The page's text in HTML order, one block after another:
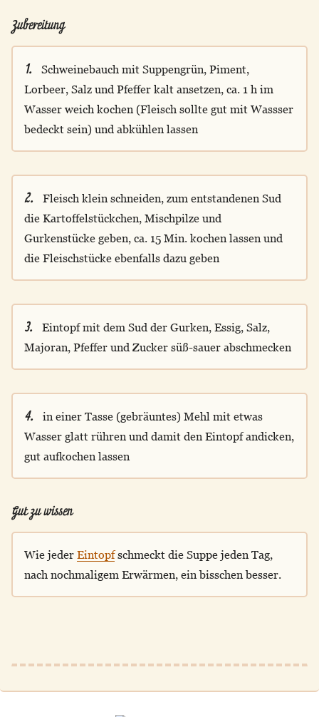
Zubereitung
1.
Schweinebauch mit Suppengrün, Piment,
Lorbeer, Salz und Pfeffer kalt ansetzen, ca. 1 h im
Wasser weich kochen (Fleisch sollte gut mit Wassser
bedeckt sein) und abkühlen lassen
2.
Fleisch klein schneiden, zum entstandenen Sud
die Kartoffelstückchen, Mischpilze und
Gurkenstücke geben, ca. 15 Min. kochen lassen und
die Fleischstücke ebenfalls dazu geben
3.
Eintopf mit dem Sud der Gurken, Essig, Salz,
Majoran, Pfeffer und Zucker süß-sauer abschmecken
4.
in einer Tasse (gebräuntes) Mehl mit etwas
Wasser glatt rühren und damit den Eintopf andicken,
gut aufkochen lassen
Gut zu wissen
Wie jeder Eintopfschmeckt die Suppe jeden Tag,
nach nochmaligem Erwärmen, ein bisschen besser.